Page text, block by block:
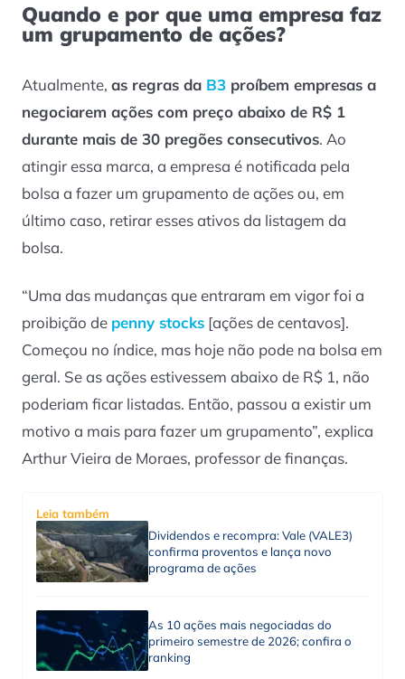
Quando e por que uma empresa faz
um grupamento de ações?
Atualmente, as regras da B3 proíbem empresas a
negociarem ações com preço abaixo de R$ 1
durante mais de 30 pregões consecutivos. Ao
atingir essa marca, a empresa é notificada pela
bolsa a fazer um grupamento de ações ou, em
último caso, retirar esses ativos da listagem da
bolsa.
“Uma das mudanças que entraram em vigor foi a
proibição de penny stocks [ações de centavos].
Começou no índice, mas hoje não pode na bolsa em
geral. Se as ações estivessem abaixo de R$ 1, não
poderiam ficar listadas. Então, passou a existir um
motivo a mais para fazer um grupamento”, explica
Arthur Vieira de Moraes, professor de finanças.
Leia também
Dividendos e recompra: Vale (VALE3)
confirma proventos e lança novo
programa de ações
As 10 ações mais negociadas do
primeiro semestre de 2026; confira o
ranking